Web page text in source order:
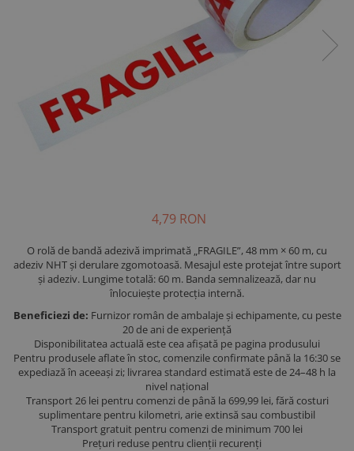
4,79 RON
O rolă de bandă adezivă imprimată „FRAGILE”, 48 mm × 60 m, cu
adeziv NHT și derulare zgomotoasă. Mesajul este protejat între suport
și adeziv. Lungime totală: 60 m. Banda semnalizează, dar nu
înlocuiește protecția internă.
Beneficiezi de: Furnizor român de ambalaje și echipamente, cu peste
20 de ani de experiență
Disponibilitatea actuală este cea afișată pe pagina produsului
Pentru produsele aflate în stoc, comenzile confirmate până la 16:30 se
expediază în aceeași zi; livrarea standard estimată este de 24–48 h la
nivel național
Transport 26 lei pentru comenzi de până la 699,99 lei, fără costuri
suplimentare pentru kilometri, arie extinsă sau combustibil
Transport gratuit pentru comenzi de minimum 700 lei
Prețuri reduse pentru clienții recurenți